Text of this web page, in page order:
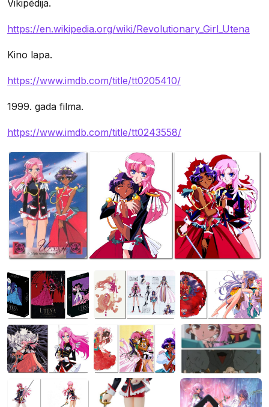
Vikipēdija.
https://en.wikipedia.org/wiki/Revolutionary_Girl_Utena
Kino lapa.
https://www.imdb.com/title/tt0205410/
1999. gada filma.
https://www.imdb.com/title/tt0243558/